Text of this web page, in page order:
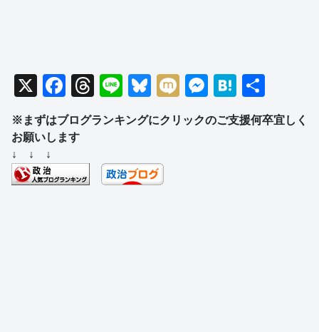
X
F
a
c
b
T
hr
e
d
Li
n
e
Bl
e
y
M
ixi
M
ss
H
at
e
有
※まずはブログランキングにクリックのご支援何卒宜しく
お願いします
↓ ↓ ↓